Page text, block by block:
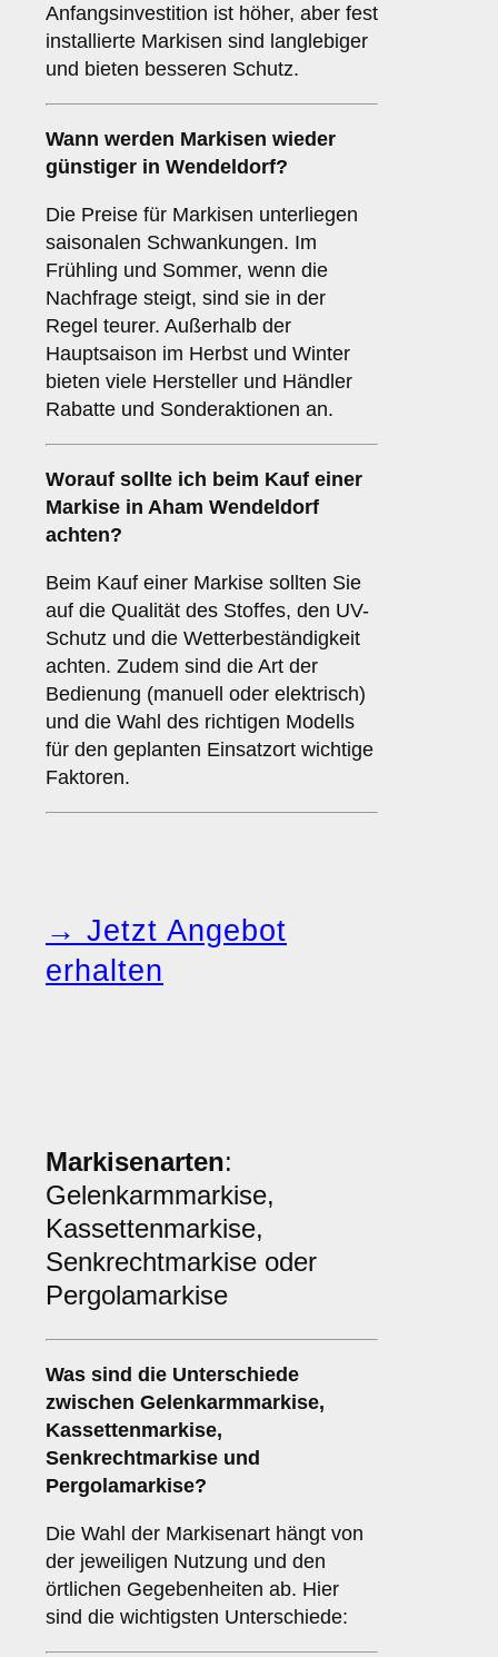
Anfangsinvestition ist höher, aber fest
installierte Markisen sind langlebiger
und bieten besseren Schutz.
Wann werden Markisen wieder
günstiger in Wendeldorf?
Die Preise für Markisen unterliegen
saisonalen Schwankungen. Im
Frühling und Sommer, wenn die
Nachfrage steigt, sind sie in der
Regel teurer. Außerhalb der
Hauptsaison im Herbst und Winter
bieten viele Hersteller und Händler
Rabatte und Sonderaktionen an.
Worauf sollte ich beim Kauf einer
Markise in Aham Wendeldorf
achten?
Beim Kauf einer Markise sollten Sie
auf die Qualität des Stoffes, den UV-
Schutz und die Wetterbeständigkeit
achten. Zudem sind die Art der
Bedienung (manuell oder elektrisch)
und die Wahl des richtigen Modells
für den geplanten Einsatzort wichtige
Faktoren.
→ Jetzt Angebot
erhalten
Markisenarten:
Gelenkarmmarkise,
Kassettenmarkise,
Senkrechtmarkise oder
Pergolamarkise
Was sind die Unterschiede
zwischen Gelenkarmmarkise,
Kassettenmarkise,
Senkrechtmarkise und
Pergolamarkise?
Die Wahl der Markisenart hängt von
der jeweiligen Nutzung und den
örtlichen Gegebenheiten ab. Hier
sind die wichtigsten Unterschiede: